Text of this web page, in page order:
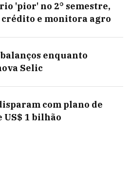
'pior' no 2° semestre,
e monitora agro
enquanto
Selic
com plano de
US$ 1 bilhão